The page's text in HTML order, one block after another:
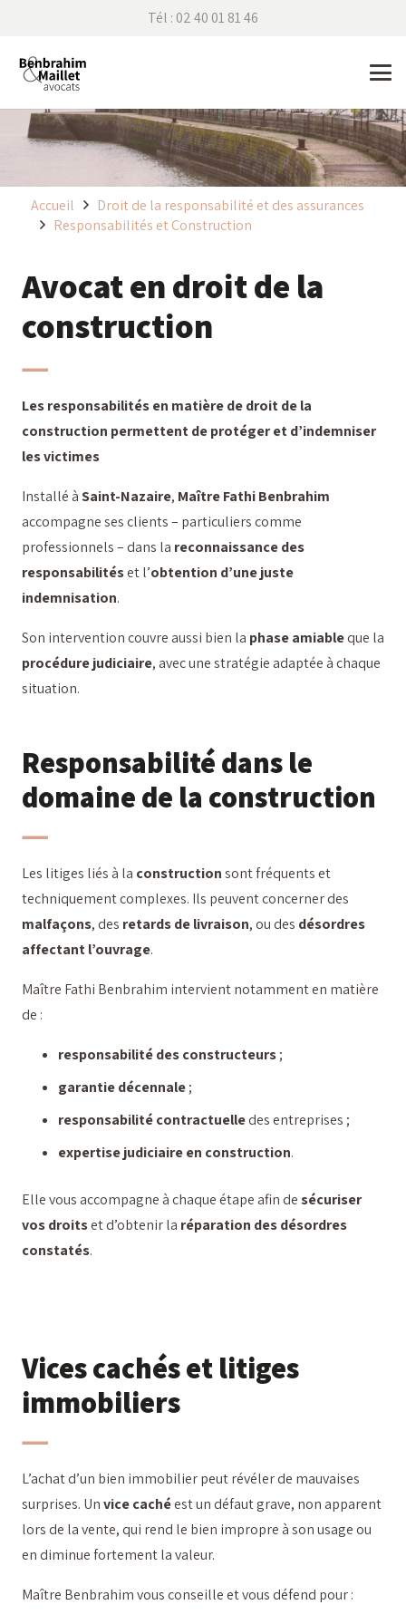
Tél : 02 40 01 81 46
Accueil
Droit de la responsabilité et des assurances
Responsabilités et Construction
Avocat en droit de la
construction
Les responsabilités en matière de droit de la
construction permettent de protéger et d’indemniser
les victimes
Installé àSaint-Nazaire, Maître Fathi Benbrahim
accompagne ses clients – particuliers comme
professionnels – dans la reconnaissance des
responsabilitéset l’obtention d’une juste
indemnisation.
Son intervention couvre aussi bien la phase amiableque la
procédure judiciaire, avec une stratégie adaptée à chaque
situation.
Responsabilité dans le
domaine de la construction
Les litiges liés à la constructionsont fréquents et
techniquement complexes. Ils peuvent concerner des
malfaçons, des retards de livraison, ou des désordres
affectant l’ouvrage.
Maître Fathi Benbrahim intervient notamment en matière
de :
responsabilité des constructeurs;
garantie décennale;
responsabilité contractuelledes entreprises ;
expertise judiciaire en construction.
Elle vous accompagne à chaque étape afin desécuriser
vos droitset d’obtenir la réparation des désordres
constatés.
Vices cachés et litiges
immobiliers
L’achat d’un bien immobilier peut révéler de mauvaises
surprises. Unvice cachéest un défaut grave, non apparent
lors de la vente, qui rend le bien impropre à son usage ou
en diminue fortement la valeur.
Maître Benbrahim vous conseille et vous défend pour :